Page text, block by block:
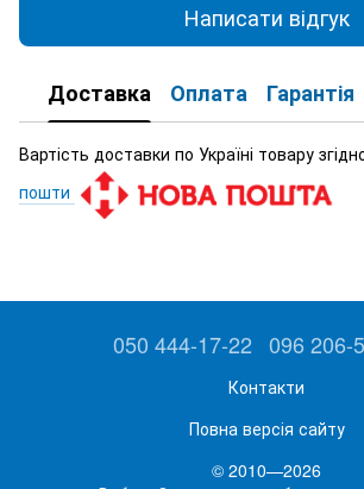
Написати відгук
Доставка Оплата Гарантія
Вартість доставки по Україні товару
пошти
050 444-17-22 096 206-
Контакти
Повна версія сайту
© 2010—2026